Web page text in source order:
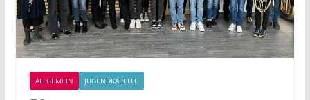
ALLGEMEIN JUGENDKAPELLE